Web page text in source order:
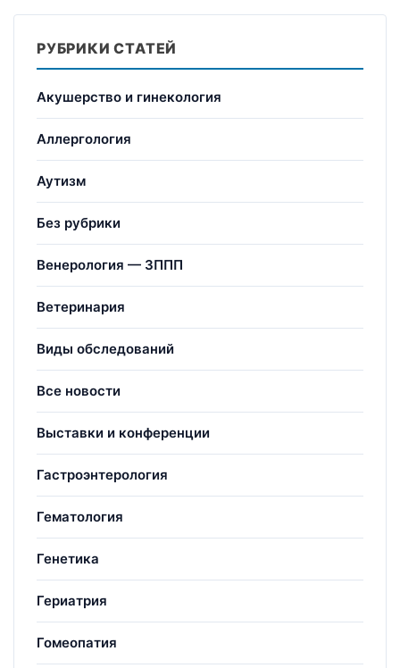
РУБРИКИ СТАТЕЙ
Акушерство и гинекология
Аллергология
Аутизм
Без рубрики
Венерология — ЗППП
Ветеринария
Виды обследований
Все новости
Выставки и конференции
Гастроэнтерология
Гематология
Генетика
Гериатрия
Гомеопатия